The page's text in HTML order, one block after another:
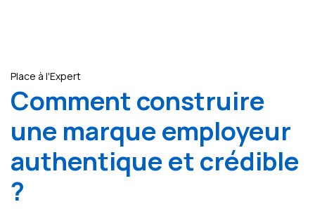
Place à l'Expert
Comment construire
une marque employeur
authentique et crédible
?